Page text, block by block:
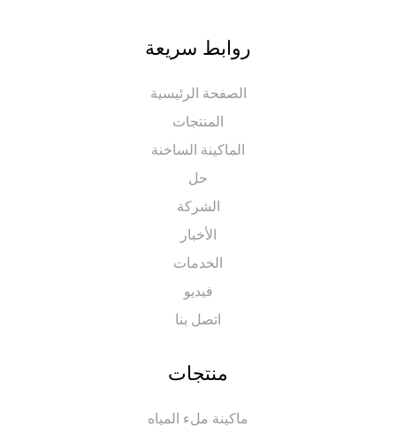
روابط سريعة
الصفحة الرئيسية
المنتجات
الماكينة الساخنة
الشركة
الخدمات
اتصل بنا
منتجات
ماكينة ملء المياه